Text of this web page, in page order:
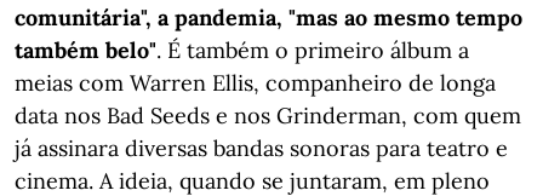
comunitária", a pandemia, "mas ao mesmo tempo
também belo". É também o primeiro álbum a
meias com Warren Ellis, companheiro de longa
data nos Bad Seeds e nos Grinderman, com quem
já assinara diversas bandas sonoras para teatro e
cinema. A ideia, quando se juntaram, em pleno